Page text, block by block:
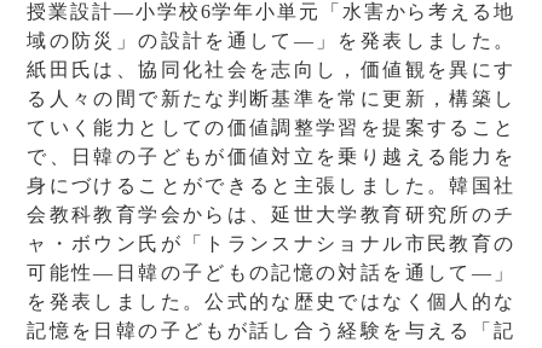
授業設計―小学校6学年小単元「水害から考える地
域の防災」の設計を通して―」を発表しました。
紙田氏は、協同化社会を志向し，価値観を異にす
る人々の間で新たな判断基準を常に更新，構築し
ていく能力としての価値調整学習を提案すること
で、日韓の子どもが価値対立を乗り越える能力を
身にづけることができると主張しました。韓国社
会教科教育学会からは、延世大学教育研究所のチ
ャ・ボウン氏が「トランスナショナル市民教育の
可能性―日韓の子どもの記憶の対話を通して―」
を発表しました。公式的な歴史ではなく個人的な
記憶を日韓の子どもが話し合う経験を与える「記